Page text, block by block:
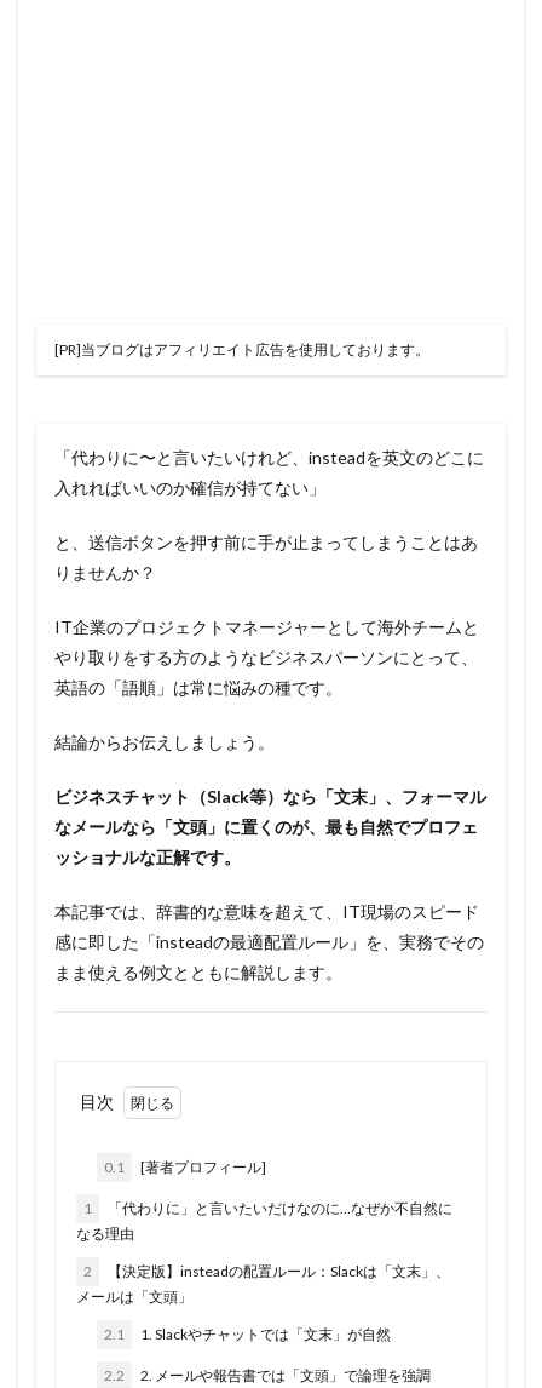
[PR]当ブログはアフィリエイト広告を使用しております。
「代わりに〜と言いたいけれど、insteadを英文のどこに
入れればいいのか確信が持てない」
と、送信ボタンを押す前に手が止まってしまうことはあ
りませんか？
IT企業のプロジェクトマネージャーとして海外チームと
やり取りをする方のようなビジネスパーソンにとって、
英語の「語順」は常に悩みの種です。
結論からお伝えしましょう。
ビジネスチャット（Slack等）なら「文末」、フォーマル
なメールなら「文頭」に置くのが、最も自然でプロフェ
ッショナルな正解です。
本記事では、辞書的な意味を超えて、IT現場のスピード
感に即した「insteadの最適配置ルール」を、実務でその
まま使える例文とともに解説します。
目次
0.1 [著者プロフィール]
1
「代わりに」と言いたいだけなのに…なぜか不自然に
なる理由
2
【決定版】insteadの配置ルール：Slackは「文末」、
メールは「文頭」
2.1 1. Slackやチャットでは「文末」が自然
2.2 2. メールや報告書では「文頭」で論理を強調